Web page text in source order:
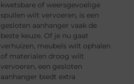
kwetsbare of weersgevoelige
spullen wilt vervoeren, is een
gesloten aanhanger vaak de
beste keuze. Of je nu gaat
verhuizen, meubels wilt ophalen
of materialen droog wilt
vervoeren, een gesloten
aanhanger biedt extra